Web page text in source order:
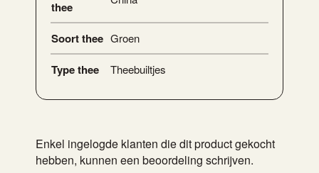
Enkel ingelogde klanten die dit product gekocht
hebben, kunnen een beoordeling schrijven.
thee
Soort thee Groen
Type thee Theebuiltjes